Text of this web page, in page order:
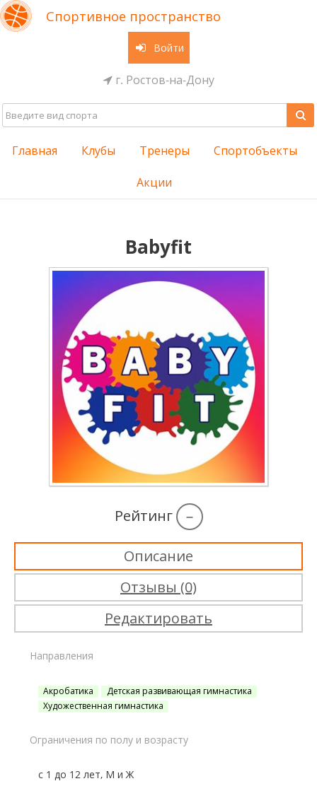
Спортивное пространство
Войти
г. Ростов-на-Дону
Главная Клубы Тренеры Спортобъекты
Акции
Babyfit
Рейтинг –
Описание
Отзывы (0)
Редактировать
Направления
Акробатика
Детская развивающая гимнастика
Художественная гимнастика
Ограничения по полу и возрасту
с 1 до 12 лет, М и Ж